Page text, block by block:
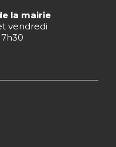
la mairie
vendredi